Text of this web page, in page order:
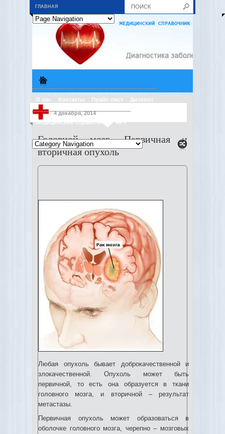
ГЛАВНАЯ
О нас Контакты Прайс-лист Дисконт
Медицинский справочник МРТ
4 декабря, 2014
Головной мозг. Первичная и
вторичная опухоль
Любая опухоль бывает доброкачественной и
злокачественной. Опухоль может быть
первичной, то есть она образуется в ткани
головного мозга, и вторичной – результат
метастазы.
Первичная опухоль может образоваться в
оболочке головного мозга, черепно – мозговых